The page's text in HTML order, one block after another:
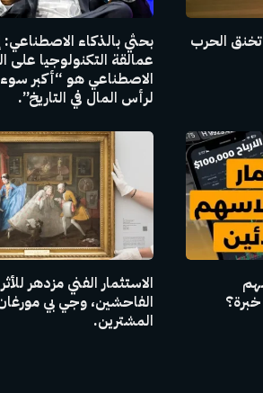
الحرب
بحثي بالذكاء الاصطناعي:
عمالقة التكنولوجيا على
الاصطناعي هو “أكبر
لرأس المال في التاريخ”.
الاستثمار الفني مزدهر
الفاحشين، وجي بي
المشترين.